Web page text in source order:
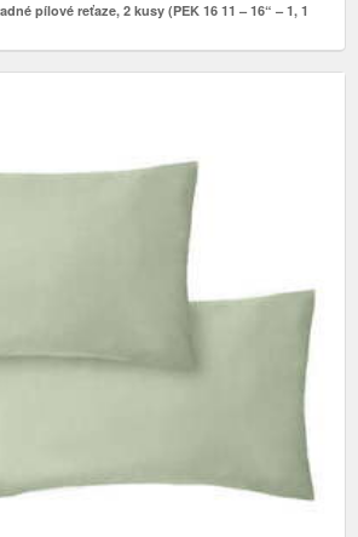
pílové reťaze, 2 kusy (PEK 16 11 – 16“ – 1, 1